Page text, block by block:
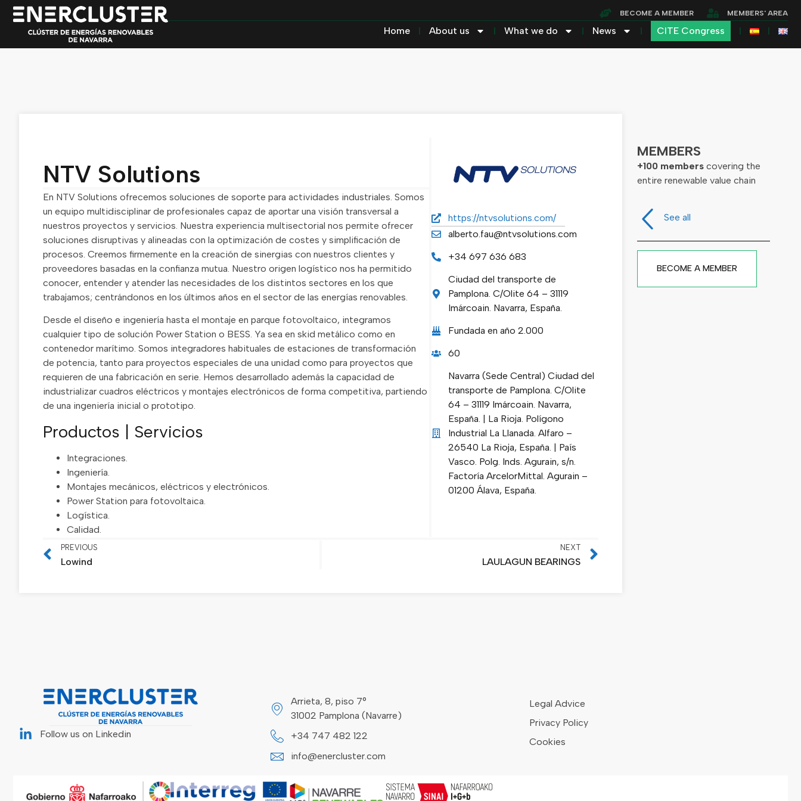
BECOME A MEMBER MEMBERS' AREA
Home About us What we do News CITE Congress
NTV Solutions
En NTV Solutions ofrecemos soluciones de soporte para actividades industriales. Somos
un equipo multidisciplinar de profesionales capaz de aportar una visión transversal a
nuestros proyectos y servicios. Nuestra experiencia multisectorial nos permite ofrecer
soluciones disruptivas y alineadas con la optimización de costes y simplificación de
procesos. Creemos firmemente en la creación de sinergias con nuestros clientes y
proveedores basadas en la confianza mutua. Nuestro origen logístico nos ha permitido
conocer, entender y atender las necesidades de los distintos sectores en los que
trabajamos; centrándonos en los últimos años en el sector de las energías renovables.
Desde el diseño e ingeniería hasta el montaje en parque fotovoltaico, integramos
cualquier tipo de solución Power Station o BESS. Ya sea en skid metálico como en
contenedor marítimo. Somos integradores habituales de estaciones de transformación
de potencia, tanto para proyectos especiales de una unidad como para proyectos que
requieren de una fabricación en serie. Hemos desarrollado además la capacidad de
industrializar cuadros eléctricos y montajes electrónicos de forma competitiva, partiendo
de una ingeniería inicial o prototipo.
Productos | Servicios
Integraciones.
Ingeniería.
Montajes mecánicos, eléctricos y electrónicos.
Power Station para fotovoltaica.
Logística.
Calidad.
https://ntvsolutions.com/
alberto.fau@ntvsolutions.com
+34 697 636 683
Ciudad del transporte de
Pamplona. C/Olite 64 – 31119
Imárcoain. Navarra, España.
Fundada en año 2.000
60
Navarra (Sede Central) Ciudad del
transporte de Pamplona. C/Olite
64 – 31119 Imárcoain. Navarra,
España. | La Rioja. Polígono
Industrial La Llanada. Alfaro –
26540 La Rioja, España. | País
Vasco. Polg. Inds. Agurain, s/n.
Factoría ArcelorMittal. Agurain –
01200 Álava, España.
PREVIOUS
Lowind
NEXT
LAULAGUN BEARINGS
MEMBERS
+100 memberscovering the
entire renewable value chain
See all
BECOME A MEMBER
Follow us on Linkedin
Arrieta, 8, piso 7°
31002 Pamplona (Navarre)
+34 747 482 122
info@enercluster.com
Legal Advice
Privacy Policy
Cookies